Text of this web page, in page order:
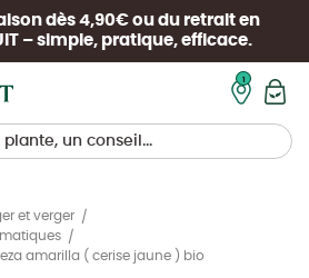
dès 4,90€ ou du retrait en
– simple, pratique, efficace.
et verger
amarilla ( cerise jaune ) bio